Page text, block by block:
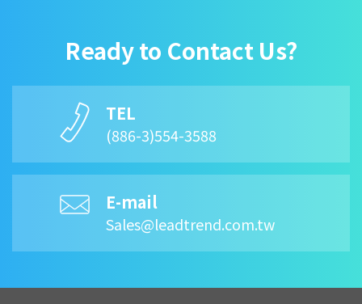
Ready to Contact Us?
TEL
(886-3)554-3588
E-mail
Sales@leadtrend.com.tw